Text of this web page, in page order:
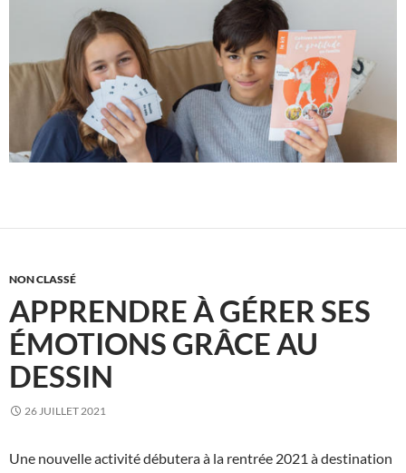
NON CLASSÉ
APPRENDRE À GÉRER SES
ÉMOTIONS GRÂCE AU
DESSIN
26 JUILLET 2021
Une nouvelle activité débutera à la rentrée 2021 à destination